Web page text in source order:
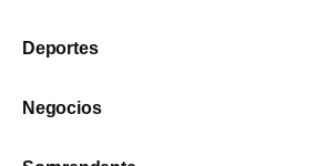
Deportes
Negocios